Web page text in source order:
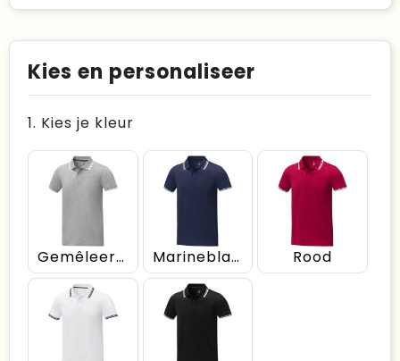
Kies en personaliseer
1. Kies je kleur
Gemêleerd grijs Marineblauw Rood